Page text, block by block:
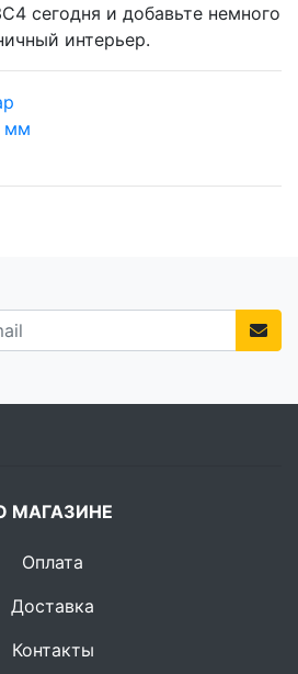
сегодня и добавьте немного
интерьер.
мм
МАГАЗИНЕ
Оплата
Доставка
Контакты